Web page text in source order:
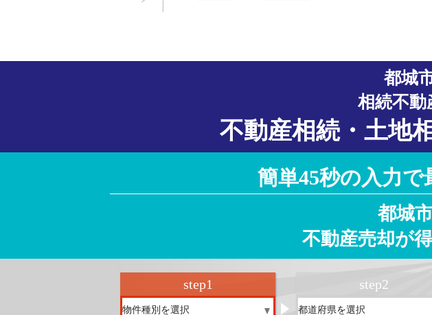
都城
相続不動
不動産相続・土地
簡単45秒の入力で
都城
不動産売却が
step1 step2